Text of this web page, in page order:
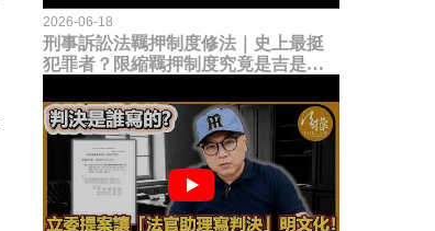
2026-06-18
刑事訴訟法羈押制度修法｜史上最挺
犯罪者？限縮羈押制度究竟是吉是